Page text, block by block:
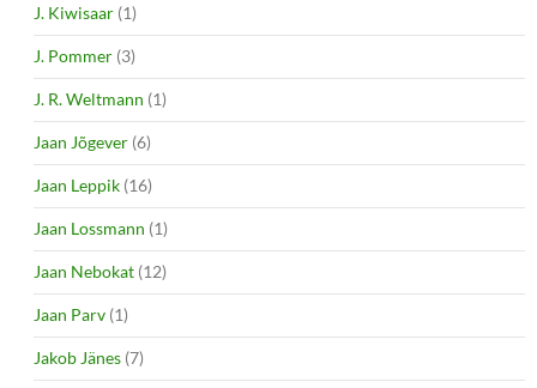
J. Kiwisaar (1)
J. Pommer (3)
J. R. Weltmann (1)
Jaan Jõgever (6)
Jaan Leppik (16)
Jaan Lossmann (1)
Jaan Nebokat (12)
Jaan Parv (1)
Jakob Jänes (7)